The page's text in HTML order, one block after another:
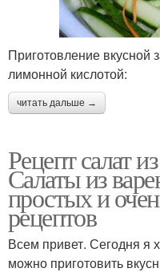
Приготовление вкусной
лимонной кислотой:
читать дальше →
Рецепт салат
Салаты из
простых и
рецептов
Всем привет. Сегодня я
можно приготовить